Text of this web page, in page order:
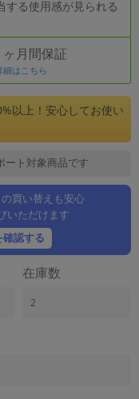
する使用感が見られる
月間保証
はこちら
以上！安心してお使い
ート対象商品です
買い替えも安心
いただけます
認する
在庫数
2